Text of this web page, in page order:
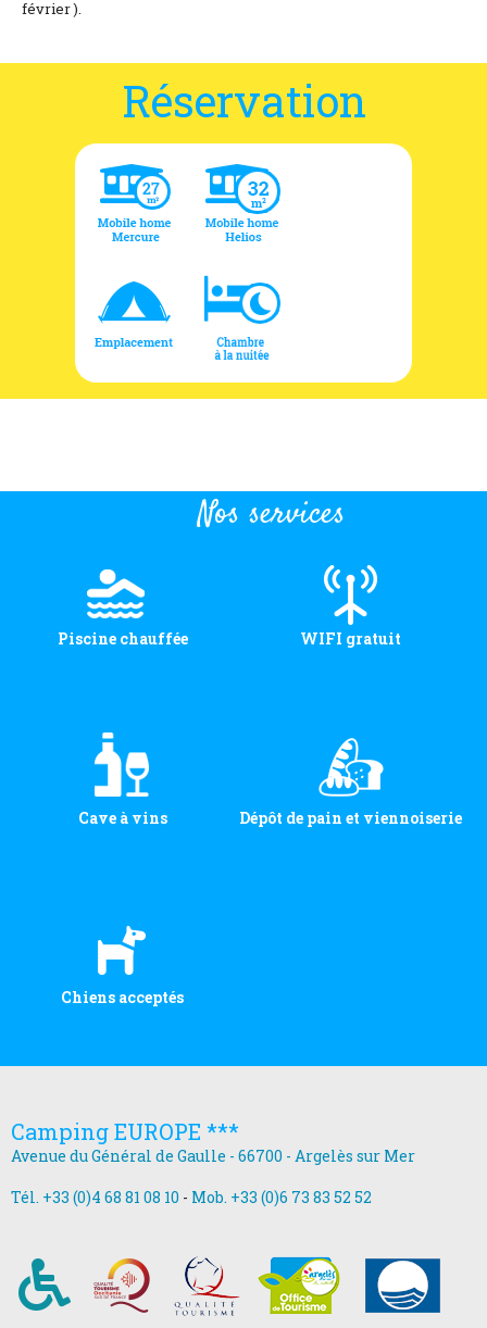
février ).
Réservation
Nos services
Piscine chauffée WIFI gratuit
Cave à vins Dépôt de pain et viennoiserie
Chiens acceptés
Camping EUROPE ***
Avenue du Général de Gaulle - 66700 - Argelès sur Mer
Tél. +33 (0)4 68 81 08 10 - Mob. +33 (0)6 73 83 52 52